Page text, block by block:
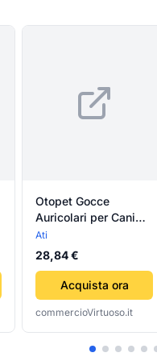
Otopet Gocce
Auricolari per Cani
130gr Ati
Ati
28,84 €
Acquista ora
commercioVirtuoso.it